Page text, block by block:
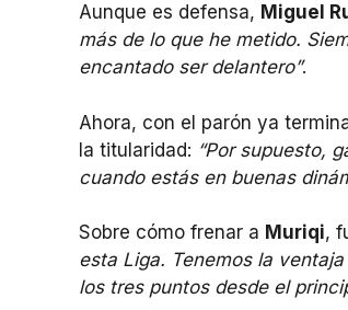
Aunque es defensa, Miguel
más de lo que he metido.
encantado ser delantero”.
Ahora, con el parón ya
la titularidad: “Por supuesto,
cuando estás en buenas
Sobre cómo frenar a Muriqi,
esta Liga. Tenemos la
los tres puntos desde el